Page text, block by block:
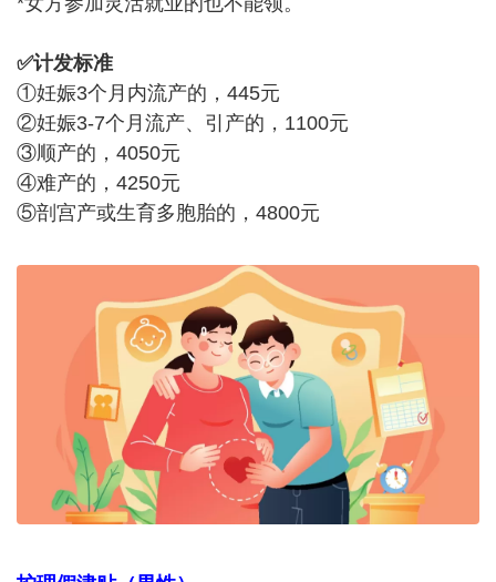
✅计发标准
①妊娠3个月内流产的，445元
②妊娠3-7个月流产、引产的，1100元
③顺产的，4050元
④难产的，4250元
⑤剖宫产或生育多胞胎的，4800元